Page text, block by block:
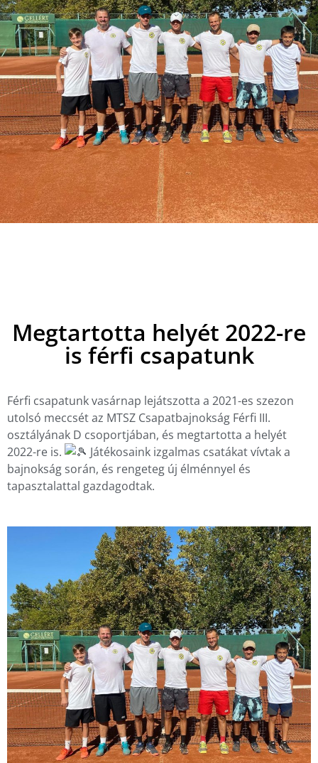
Megtartotta helyét 2022-re
is férfi csapatunk
Férfi csapatunk vasárnap lejátszotta a 2021-es szezon
utolsó meccsét az MTSZ Csapatbajnokság Férfi III.
osztályának D csoportjában, és megtartotta a helyét
2022-re is.
Játékosaink izgalmas csatákat vívtak a
bajnokság során, és rengeteg új élménnyel és
tapasztalattal gazdagodtak.